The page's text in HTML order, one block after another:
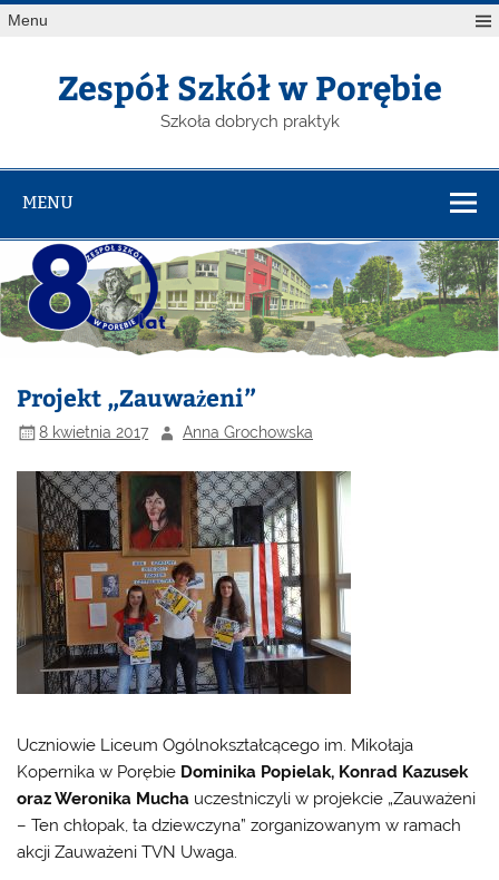
Menu
Zespół Szkół w Porębie
Szkoła dobrych praktyk
MENU
Projekt „Zauważeni”
8 kwietnia 2017 Anna Grochowska
Uczniowie Liceum Ogólnokształcącego im. Mikołaja
Kopernika w Porębie Dominika Popielak, Konrad Kazusek
oraz Weronika Mucha uczestniczyli w projekcie „Zauważeni
– Ten chłopak, ta dziewczyna” zorganizowanym w ramach
akcji Zauważeni TVN Uwaga.